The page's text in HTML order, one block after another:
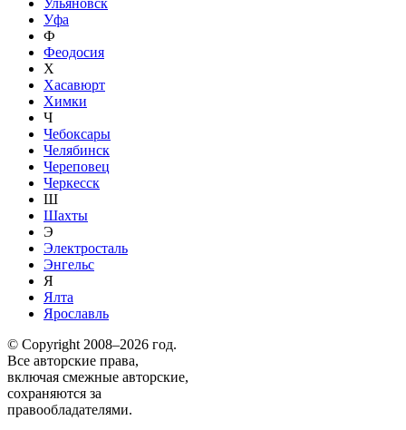
Ульяновск
Уфа
Ф
Феодосия
Х
Хасавюрт
Химки
Ч
Чебоксары
Челябинск
Череповец
Черкесск
Ш
Шахты
Э
Электросталь
Энгельс
Я
Ялта
Ярославль
© Copyright 2008–2026 год.
Все авторские права,
включая смежные авторские,
сохраняются за
правообладателями.